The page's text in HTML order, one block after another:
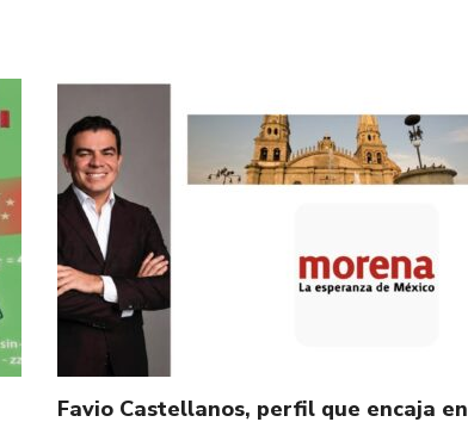
Favio Castellanos, perfil que encaja en